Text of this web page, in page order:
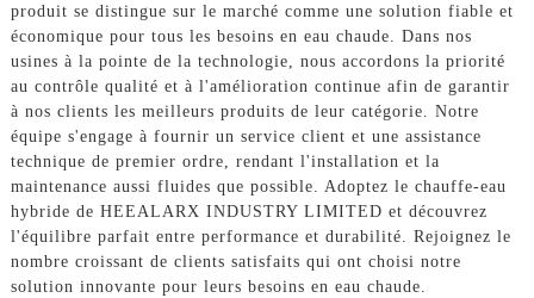
produit se distingue sur le marché comme une solution fiable et
économique pour tous les besoins en eau chaude. Dans nos
usines à la pointe de la technologie, nous accordons la priorité
au contrôle qualité et à l'amélioration continue afin de garantir
à nos clients les meilleurs produits de leur catégorie. Notre
équipe s'engage à fournir un service client et une assistance
technique de premier ordre, rendant l'installation et la
maintenance aussi fluides que possible. Adoptez le chauffe-eau
hybride de HEEALARX INDUSTRY LIMITED et découvrez
l'équilibre parfait entre performance et durabilité. Rejoignez le
nombre croissant de clients satisfaits qui ont choisi notre
solution innovante pour leurs besoins en eau chaude.